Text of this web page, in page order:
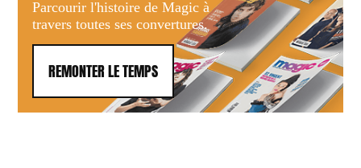
Parcourir l'histoire de Magic à
travers toutes ses convertures.
REMONTER LE TEMPS